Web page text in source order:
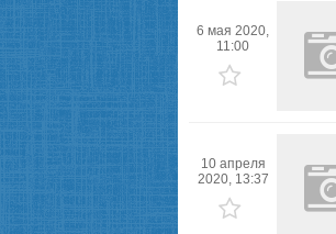
6 мая 2020,
11:00
10 апреля
2020, 13:37